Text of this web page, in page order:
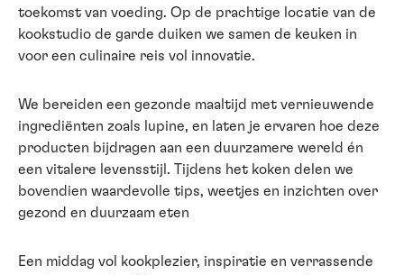
toekomst van voeding. Op de prachtige locatie van de
kookstudio de garde duiken we samen de keuken in
voor een culinaire reis vol innovatie.
We bereiden een gezonde maaltijd met vernieuwende
ingrediënten zoals lupine, en laten je ervaren hoe deze
producten bijdragen aan een duurzamere wereld én
een vitalere levensstijl. Tijdens het koken delen we
bovendien waardevolle tips, weetjes en inzichten over
gezond en duurzaam eten
Een middag vol kookplezier, inspiratie en verrassende